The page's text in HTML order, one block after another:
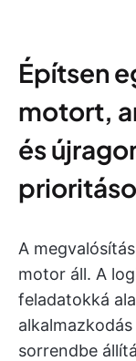
Építsen
motort,
és
A
motor áll. A
feladatokká
sorrendbe